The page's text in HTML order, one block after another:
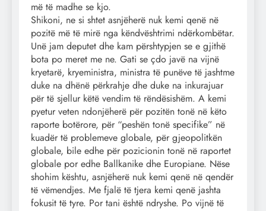
më të madhe se kjo.
Shikoni, ne si shtet asnjëherë nuk kemi qenë në
pozitë më të mirë nga këndvështrimi ndërkombëtar.
Unë jam deputet dhe kam përshtypjen se e gjithë
bota po meret me ne. Gati se çdo javë na vijnë
kryetarë, kryeministra, ministra të punëve të jashtme
duke na dhënë përkrahje dhe duke na inkurajuar
për të sjellur këtë vendim të rëndësishëm. A kemi
pyetur veten ndonjëherë për pozitën tonë në këto
raporte botërore, për “peshën tonë specifike” në
kuadër të problemeve globale, për gjeopolitkën
globale, bile edhe për pozicionin tonë në raportet
globale por edhe Ballkanike dhe Europiane. Nëse
shohim kështu, asnjëherë nuk kemi qenë në qendër
të vëmendjes. Me fjalë të tjera kemi qenë jashta
fokusit të tyre. Por tani është ndryshe. Po vijnë të